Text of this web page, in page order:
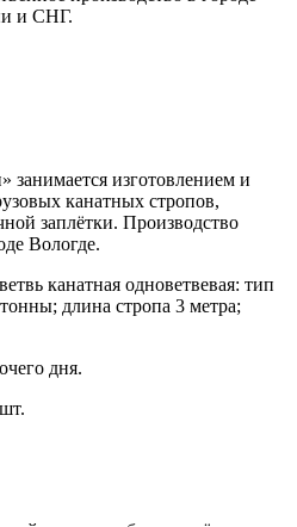
и СНГ.
изготовлением и
канатных стропов,
заплётки. Производство
Вологде.
канатная одноветвевая: тип
длина стропа 3 метра;
дня.